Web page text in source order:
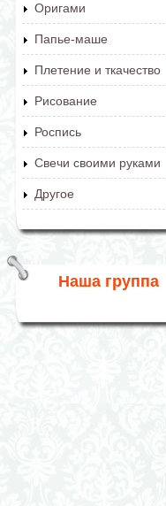
Оригами
Папье-маше
Плетение и ткачество
Рисование
Роспись
Свечи своими руками
Другое
Наша группа